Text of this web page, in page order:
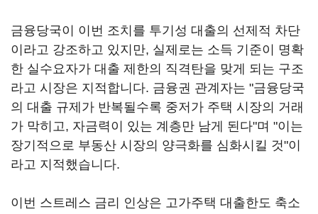
금융당국이 이번 조치를 투기성 대출의 선제적 차단
이라고 강조하고 있지만, 실제로는 소득 기준이 명확
한 실수요자가 대출 제한의 직격탄을 맞게 되는 구조
라고 시장은 지적합니다. 금융권 관계자는 "금융당국
의 대출 규제가 반복될수록 중저가 주택 시장의 거래
가 막히고, 자금력이 있는 계층만 남게 된다"며 "이는
장기적으로 부동산 시장의 양극화를 심화시킬 것"이
라고 지적했습니다.
이번 스트레스 금리 인상은 고가주택 대출한도 축소